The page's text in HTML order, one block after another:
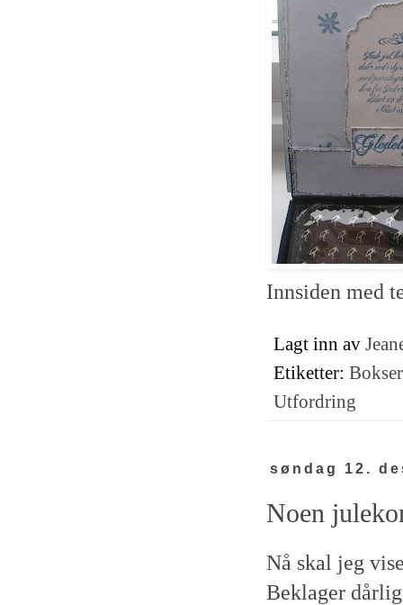
Innsiden med
Lagt inn av
Etiketter:
Utfordring
søndag 12.
Noen
Nå skal jeg
Beklager